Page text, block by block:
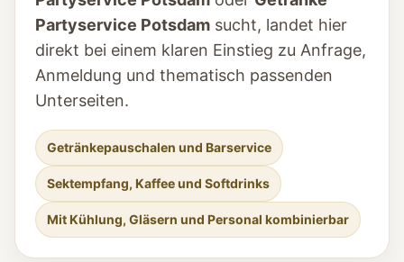
Partyservice Potsdam sucht, landet hier
direkt bei einem klaren Einstieg zu Anfrage,
Anmeldung und thematisch passenden
Unterseiten.
Getränkepauschalen und Barservice
Sektempfang, Kaffee und Softdrinks
Mit Kühlung, Gläsern und Personal kombinierbar